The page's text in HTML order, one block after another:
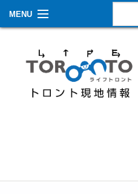
MENU
生活情報
その他